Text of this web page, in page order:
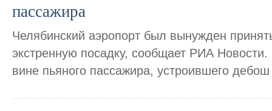
пассажира
Челябинский аэропорт был вынужден
экстренную посадку, сообщает РИА
вине пьяного пассажира, устроившего